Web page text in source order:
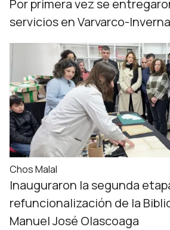
Por primera vez se
servicios en Varvarco-
Chos Malal
Inauguraron la segunda
refuncionalización de la
Manuel José Olascoaga